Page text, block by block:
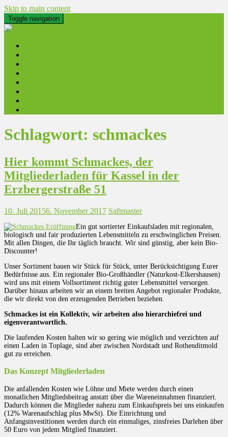
Skip to main content
Toggle navigation
Schlagwort: schmackes
Hier kommt Schmackes, der
Mitgliederladen für Kassel in der
Erzbergerstraße 51
10. Juli 20156. November 2017 Saftmaster
Ein gut sortierter Einkaufsladen mit regionalen,
biologisch und fair produzierten Lebensmitteln zu erschwinglichen Preisen.
Mit allen Dingen, die Ihr täglich braucht. Wir sind günstig, aber kein Bio-
Discounter!
Unser Sortiment bauen wir Stück für Stück, unter Berücksichtigung Eurer
Bedürfnisse aus. Ein regionaler Bio-Großhändler (Naturkost-Elkershausen)
wird uns mit einem Vollsortiment richtig guter Lebensmittel versorgen.
Darüber hinaus arbeiten wir an einem breiten Angebot regionaler Produkte,
die wir direkt von den erzeugenden Betrieben beziehen.
Schmackes ist ein Kollektiv, wir arbeiten also hierarchiefrei und
eigenverantwortlich.
Die laufenden Kosten halten wir so gering wie möglich und verzichten auf
einen Laden in Toplage, sind aber zwischen Nordstadt und Rothenditmold
gut zu erreichen.
Das Konzept Mitgliederladen
Die anfallenden Kosten wie Löhne und Miete werden durch einen
monatlichen Mitgliedsbeitrag anstatt über die Wareneinnahmen finanziert.
Dadurch können die Mitglieder nahezu zum Einkaufspreis bei uns einkaufen
(12% Warenaufschlag plus MwSt). Die Einrichtung und
Anfangsinvestitionen werden durch ein einmaliges, zinsfreies Darlehen über
50 Euro von jedem Mitglied finanziert.